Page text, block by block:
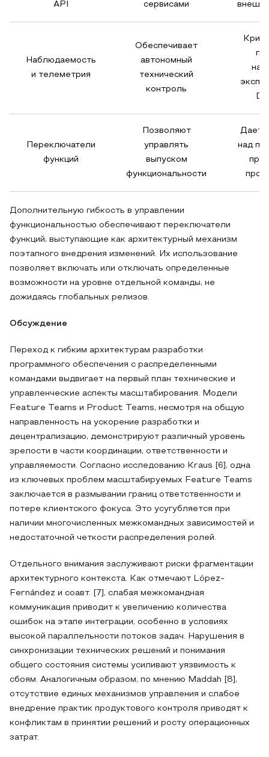
API
сервисами
Наблюдаемость
и телеметрия
Обеспечивает
автономный
технический
контроль
Переключатели
функций
Позволяют
управлять
выпуском
функциональности
Дает
над
Дополнительную гибкость в управлении
функциональностью обеспечивают переключатели
функций, выступающие как архитектурный механизм
поэтапного внедрения изменений. Их использование
позволяет включать или отключать определенные
возможности на уровне отдельной команды, не
дожидаясь глобальных релизов.
Обсуждение
Переход к гибким архитектурам разработки
программного обеспечения с распределенными
командами выдвигает на первый план технические и
управленческие аспекты масштабирования. Модели
Feature Teams и Product Teams, несмотря на общую
направленность на ускорение разработки и
децентрализацию, демонстрируют различный уровень
зрелости в части координации, ответственности и
управляемости. Согласно исследованию Kraus [6], одна
из ключевых проблем масштабируемых Feature Teams
заключается в размывании границ ответственности и
потере клиентского фокуса. Это усугубляется при
наличии многочисленных межкомандных зависимостей и
недостаточной четкости распределения ролей.
Отдельного внимания заслуживают риски фрагментации
архитектурного контекста. Как отмечают López-
Fernández и соавт. [7], слабая межкомандная
коммуникация приводит к увеличению количества
ошибок на этапе интеграции, особенно в условиях
высокой параллельности потоков задач. Нарушения в
синхронизации технических решений и понимания
общего состояния системы усиливают уязвимость к
сбоям. Аналогичным образом, по мнению Maddah [8],
отсутствие единых механизмов управления и слабое
внедрение практик продуктового контроля приводят к
конфликтам в принятии решений и росту операционных
затрат.